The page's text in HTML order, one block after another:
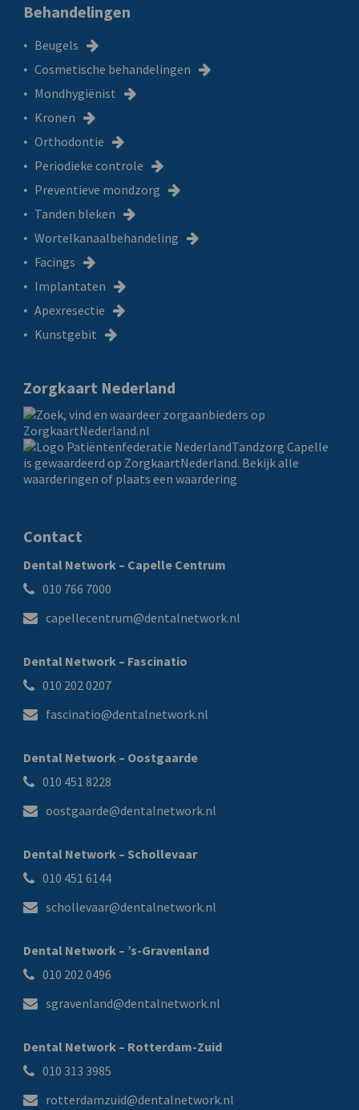
Behandelingen
Beugels
Cosmetische behandelingen
Mondhygiënist
Kronen
Orthodontie
Periodieke controle
Preventieve mondzorg
Tanden bleken
Wortelkanaalbehandeling
Facings
Implantaten
Apexresectie
Kunstgebit
Zorgkaart Nederland
Tandzorg Capelle
is gewaardeerd op ZorgkaartNederland. Bekijk alle
waarderingen of plaats een waardering
Contact
Dental Network – Capelle Centrum
010 766 7000
capellecentrum@dentalnetwork.nl
Dental Network – Fascinatio
010 202 0207
fascinatio@dentalnetwork.nl
Dental Network – Oostgaarde
010 451 8228
oostgaarde@dentalnetwork.nl
Dental Network – Schollevaar
010 451 6144
schollevaar@dentalnetwork.nl
Dental Network – ’s-Gravenland
010 202 0496
sgravenland@dentalnetwork.nl
Dental Network – Rotterdam-Zuid
010 313 3985
rotterdamzuid@dentalnetwork.nl